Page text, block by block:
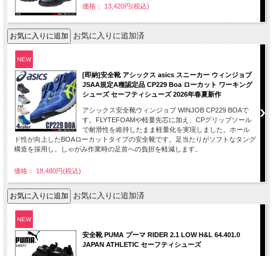
価格： 13,420円(税込)
お気に入りに追加済
NEW
[即納]安全靴 アシックス asics スニーカー ウィンジョブ
JSAA規定A種認定品 CP229 Boa ローカット ワーキング
シューズ セーフティシューズ 2026年春夏新作
アシックス安全靴ウィンジョブ WINJOB CP229 BOAで
す。FLYTEFOAMや軽量先芯に加え、CPグリップソール
で耐滑性を維持したまま軽量化を実現しました。ホール
ド性が向上したBOAローカットタイプの安全靴です。足当たりがソフトなタング
構造を採用し、しゃがみ作業時の足首への負担を軽減します。
価格： 18,480円(税込)
お気に入りに追加済
NEW
安全靴 PUMA プーマ RIDER 2.1 LOW H&L 64.401.0
JAPAN ATHLETIC セーフティシューズ